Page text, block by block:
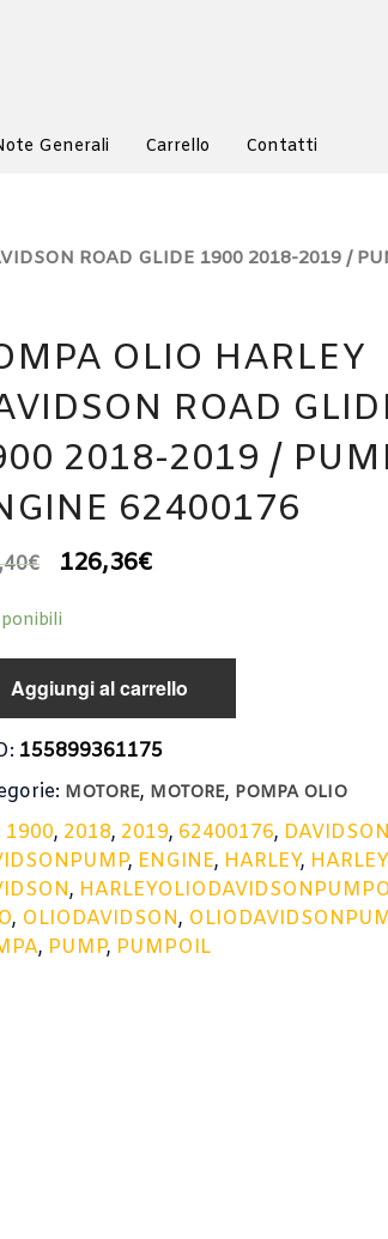
Generali Carrello Contatti
ROAD GLIDE 1900 2018-2019 /
OLIO HARLEY
ROAD
2018-2019 /
62400176
€ 126,36€
Aggiungi al carrello
155899361175
MOTORE, MOTORE, POMPA OLIO
1900, 2018, 2019, 62400176,
, ENGINE, HARLEY,
,
, OLIODAVIDSON,
, PUMP, PUMPOIL